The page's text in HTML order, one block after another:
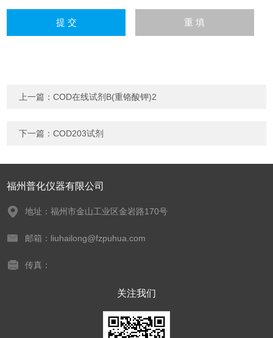
上一篇：COD在线试剂B(重铬酸钾)2
下一篇：COD203试剂
福州普化仪器有限公司
地址：福州市金山工业区金岩路170号
邮箱：liuhailong@fzpuhua.com
传真：
关注我们